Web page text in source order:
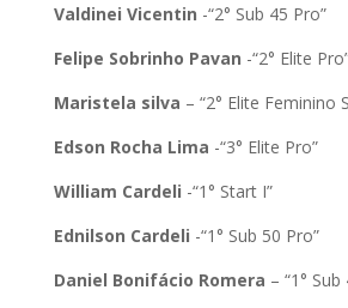
Valdinei Vicentin -“2° Sub 45 Pro”
Felipe Sobrinho Pavan -“2° Elite
Maristela silva – “2° Elite Feminino
Edson Rocha Lima -“3° Elite Pro”
William Cardeli -“1° Start I”
Ednilson Cardeli -“1° Sub 50 Pro”
Daniel Bonifácio Romera – “1°